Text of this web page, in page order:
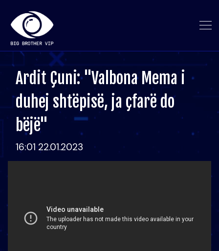
Ardit Çuni: "Valbona Mema i
duhej shtëpisë, ja çfarë do
bëjë"
16:01 22.01.2023